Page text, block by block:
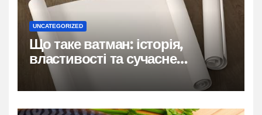
UNCATEGORIZED
Що таке ватман: історія,
властивості та сучасне
застосування